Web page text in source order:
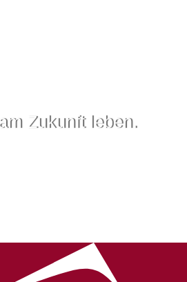
Zukunft leben.